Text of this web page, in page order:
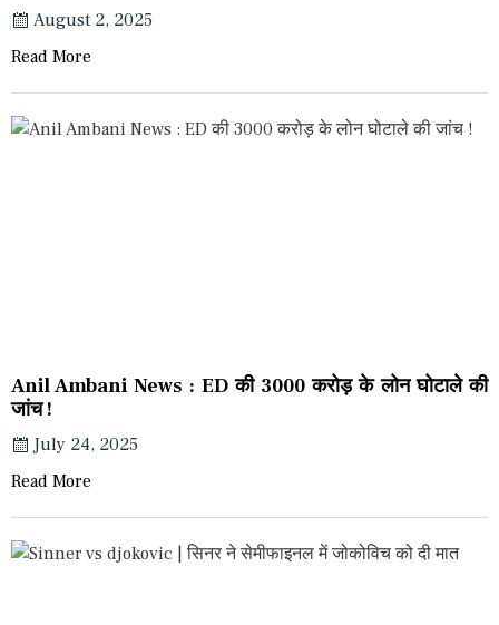
August 2, 2025
Read More
Anil Ambani News : ED की 3000 करोड़ के लोन घोटाले की
जांच !
July 24, 2025
Read More